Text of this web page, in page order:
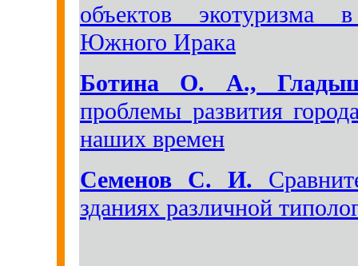
объектов экотуризма
Южного Ирака
Ботина О. А.,
проблемы развития
наших времен
Семенов С. И.
зданиях различной